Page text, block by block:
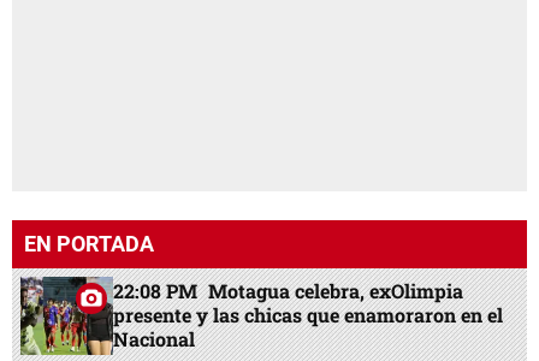
EN PORTADA
22:08 PM Motagua celebra, exOlimpia
presente y las chicas que enamoraron en el
Nacional